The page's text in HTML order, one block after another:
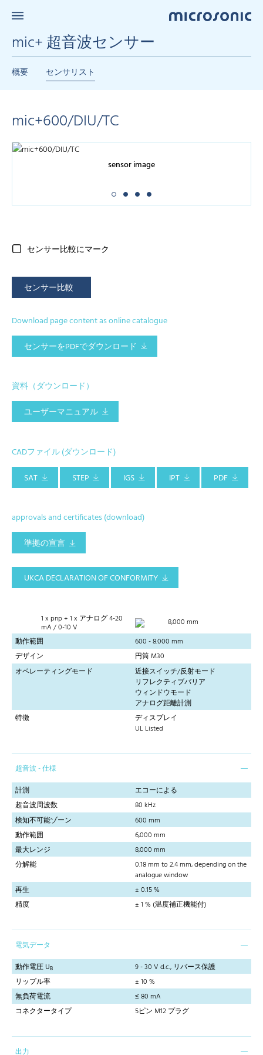
mic+ 超音波センサー
概要 センサリスト
mic+600/DIU/TC
sensor image
センサー比較にマーク
センサー比較
Download page content as online catalogue
センサーをPDFでダウンロード
資料（ダウンロード）
ユーザーマニュアル
CADファイル (ダウンロード)
SAT
STEP IGS IPT PDF
approvals and certificates (download)
準拠の宣言
UKCA DECLARATION OF CONFORMITY
1 x pnp + 1 x アナログ 4-20
mA / 0-10 V
8,000 mm
動作範囲
600 - 8.000 mm
デザイン
円筒 M30
オペレーティングモード
近接スイッチ/反射モード
リフレクティブバリア
ウィンドウモード
アナログ距離計測
特徴
ディスプレイ
UL Listed
超音波 - 仕様
計測
エコーによる
超音波周波数
80 kHz
検知不可能ゾーン
600 mm
動作範囲
6,000 mm
最大レンジ
8,000 mm
分解能
0.18 mm to 2.4 mm, depending on the
analogue window
再生
± 0.15 %
精度
± 1 % (温度補正機能付)
電気データ
動作電圧 UB
9 - 30 V d.c., リバース保護
リップル率
± 10 %
無負荷電流
≤ 80 mA
コネクタータイプ
5ピン M12 プラグ
出力